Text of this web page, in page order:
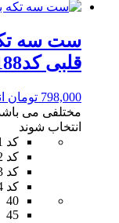
ست سه
قلبی کد1188
798,000 تومان
مختلفی می
انتخاب شوند
کد 1
کد 2
کد 3
کد 4
40
45